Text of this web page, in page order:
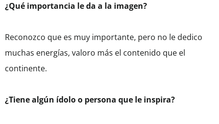
¿Qué importancia le da a la imagen?
Reconozco que es muy importante, pero no le dedico
muchas energías, valoro más el contenido que el
continente.
¿Tiene algún ídolo o persona que le inspira?